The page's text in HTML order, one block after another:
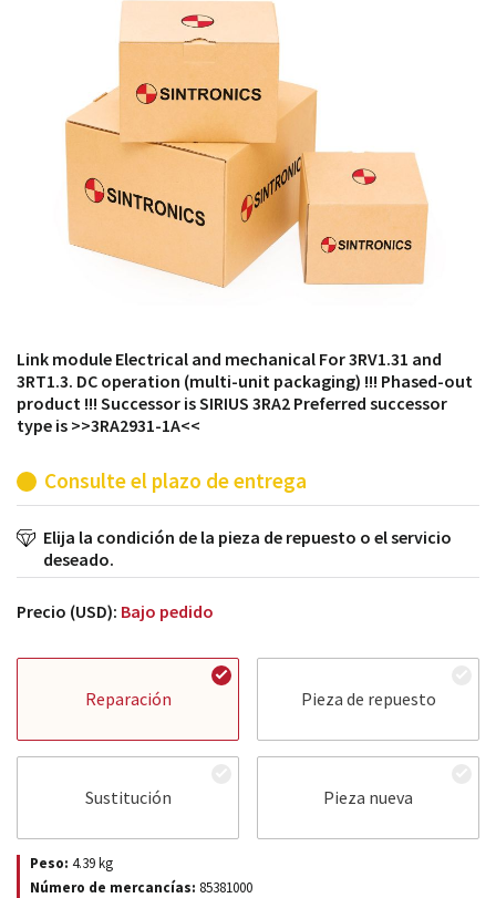
módulos antiguos a un alto nivel técnico o sustitución
de módulos descontinuados por módulos del propio
Link module Electrical and mechanical For 3RV1.31 and
3RT1.3. DC operation (multi-unit packaging) !!! Phased-out
product !!! Successor is SIRIUS 3RA2 Preferred successor
type is >>3RA2931-1A<<
Consulte el plazo de entrega
Elija la condición de la pieza de repuesto o el servicio
deseado.
Precio (USD): Bajo pedido
Reparación Pieza de repuesto
Sustitución Pieza nueva
Peso: 4.39kg
Número de mercancías: 85381000